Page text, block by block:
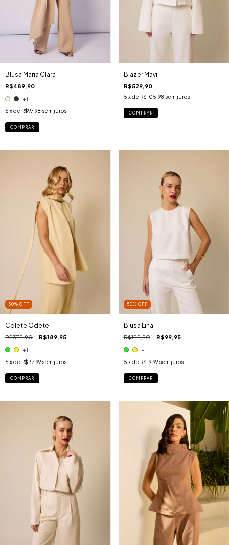
Blusa Maria Clara
R$489,90
+1
5 x de R$97,98 sem juros
COMPRAR
Blazer Mavi
R$529,90
5 x de R$105,98 sem juros
COMPRAR
50% OFF
Colete Odete
R$379,90 R$189,95
+1
5 x de R$37,99 sem juros
COMPRAR
50% OFF
Blusa Lina
R$199,90 R$99,95
+1
5 x de R$19,99 sem juros
COMPRAR